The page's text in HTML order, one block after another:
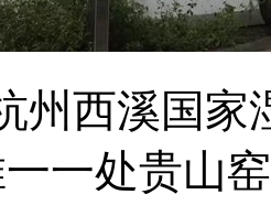
西溪国家
一处贵山